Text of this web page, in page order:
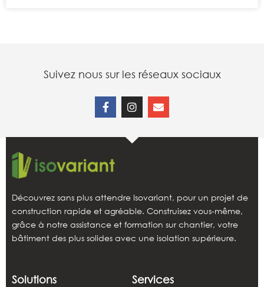
Suivez nous sur les réseaux sociaux
Découvrez sans plus attendre Isovariant, pour un projet de
construction rapide et agréable. Construisez vous-même,
grâce à notre assistance et formation sur chantier, votre
bâtiment des plus solides avec une isolation supérieure.
Solutions Services